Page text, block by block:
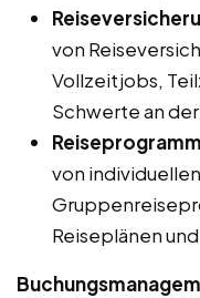
von
Vollzeitjobs,
Schwerte an der
von
Reiseplänen